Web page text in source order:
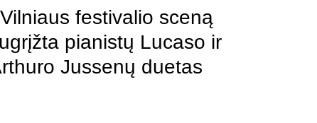
festivalio sceną
pianistų Lucaso ir
Jussenų duetas